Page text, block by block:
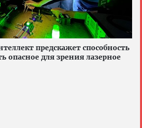
предскажет способность
опасное для зрения лазерное